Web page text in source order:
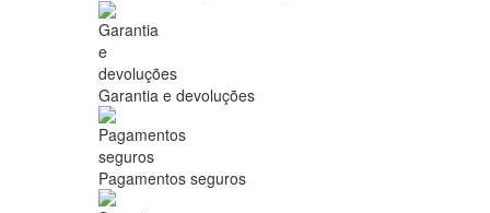
Garantia e devoluções
Pagamentos seguros